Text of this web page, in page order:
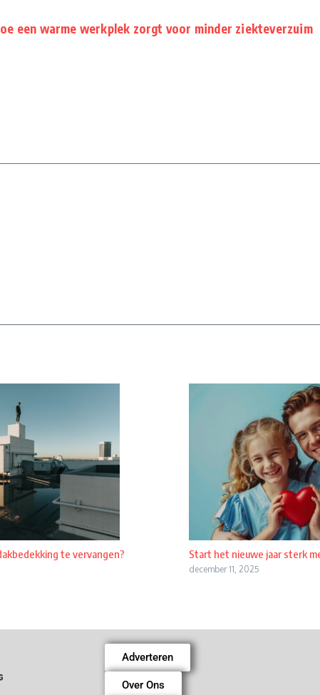
een warme werkplek zorgt voor minder ziekteverzuim
te vervangen? Start het nieuwe jaar sterk
december 11, 2025
Adverteren
Over Ons